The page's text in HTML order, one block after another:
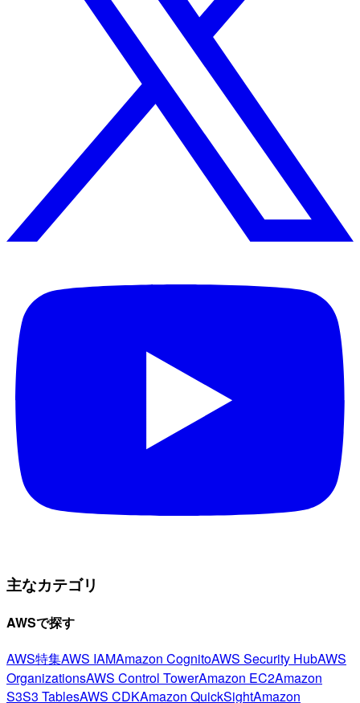
主なカテゴリ
AWSで探す
AWS特集AWS IAMAmazon CognitoAWS Security HubAWS
OrganizationsAWS Control TowerAmazon EC2Amazon
S3S3 TablesAWS CDKAmazon QuickSightAmazon